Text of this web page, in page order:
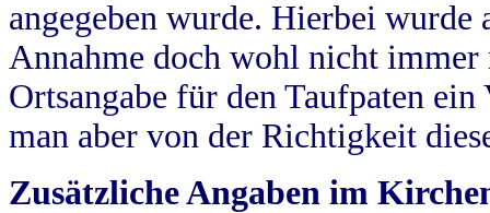
angegeben wurde. Hierbei wurde
Annahme doch wohl nicht
Ortsangabe für den Taufpaten
man aber von der Richtigkeit
Zusätzliche Angaben im